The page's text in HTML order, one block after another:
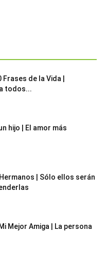
de la Vida |
todos...
hijo | El amor más
| Sólo ellos serán
Mejor Amiga | La persona